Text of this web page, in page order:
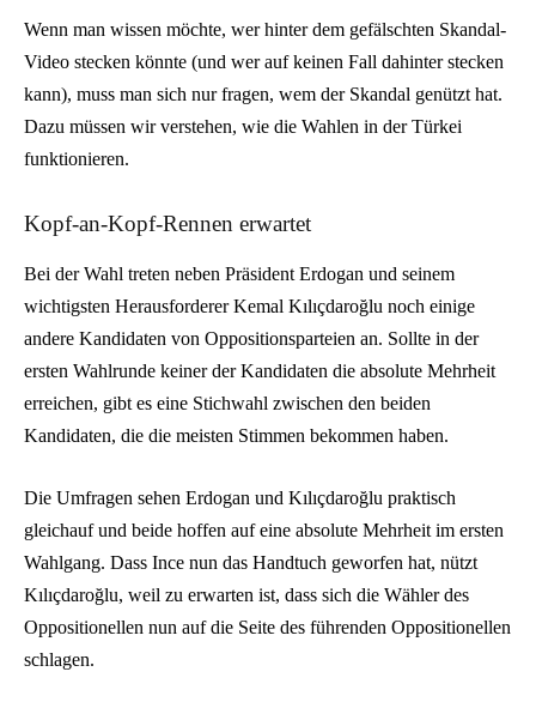
Wenn man wissen möchte, wer hinter dem gefälschten Skandal-
Video stecken könnte (und wer auf keinen Fall dahinter stecken
kann), muss man sich nur fragen, wem der Skandal genützt hat.
Dazu müssen wir verstehen, wie die Wahlen in der Türkei
funktionieren.
Kopf-an-Kopf-Rennen erwartet
Bei der Wahl treten neben Präsident Erdogan und seinem
wichtigsten Herausforderer Kemal Kılıçdaroğlu noch einige
andere Kandidaten von Oppositionsparteien an. Sollte in der
ersten Wahlrunde keiner der Kandidaten die absolute Mehrheit
erreichen, gibt es eine Stichwahl zwischen den beiden
Kandidaten, die die meisten Stimmen bekommen haben.
Die Umfragen sehen Erdogan und Kılıçdaroğlu praktisch
gleichauf und beide hoffen auf eine absolute Mehrheit im ersten
Wahlgang. Dass Ince nun das Handtuch geworfen hat, nützt
Kılıçdaroğlu, weil zu erwarten ist, dass sich die Wähler des
Oppositionellen nun auf die Seite des führenden Oppositionellen
schlagen.